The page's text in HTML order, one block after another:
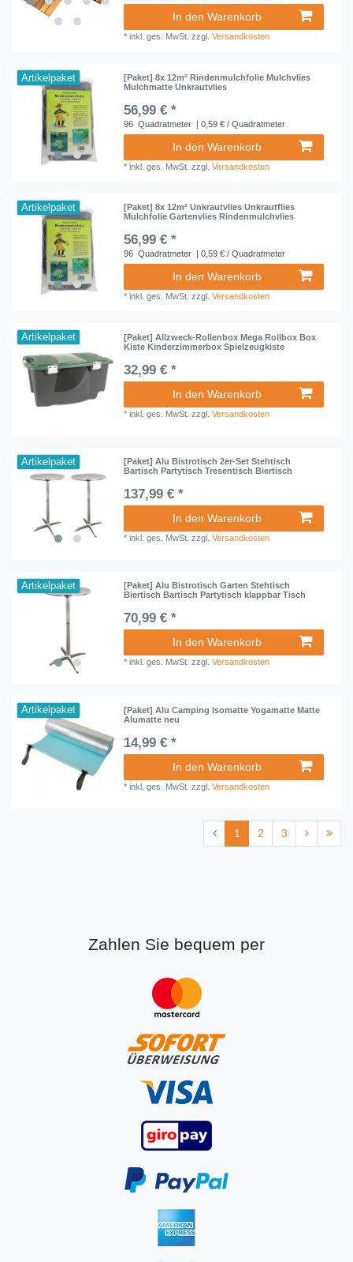
In den Warenkorb
*inkl. ges. MwSt. zzgl.Versandkosten
Artikelpaket
[Paket] 8x 12m² Rindenmulchfolie Mulchvlies
Mulchmatte Unkrautvlies
56,99 € *
96 Quadratmeter | 0,59 € / Quadratmeter
In den Warenkorb
*inkl. ges. MwSt. zzgl.Versandkosten
Artikelpaket
[Paket] 8x 12m² Unkrautvlies Unkrautflies
Mulchfolie Gartenvlies Rindenmulchvlies
56,99 € *
96 Quadratmeter | 0,59 € / Quadratmeter
In den Warenkorb
*inkl. ges. MwSt. zzgl.Versandkosten
Artikelpaket
[Paket] Allzweck-Rollenbox Mega Rollbox Box
Kiste Kinderzimmerbox Spielzeugkiste
32,99 € *
In den Warenkorb
*inkl. ges. MwSt. zzgl.Versandkosten
Artikelpaket
[Paket] Alu Bistrotisch 2er-Set Stehtisch
Bartisch Partytisch Tresentisch Biertisch
137,99 € *
In den Warenkorb
*inkl. ges. MwSt. zzgl.Versandkosten
Artikelpaket
[Paket] Alu Bistrotisch Garten Stehtisch
Biertisch Bartisch Partytisch klappbar Tisch
70,99 € *
In den Warenkorb
*inkl. ges. MwSt. zzgl.Versandkosten
Artikelpaket
[Paket] Alu Camping Isomatte Yogamatte Matte
Alumatte neu
14,99 € *
In den Warenkorb
*inkl. ges. MwSt. zzgl.Versandkosten
1 2 3
Zahlen Sie bequem per